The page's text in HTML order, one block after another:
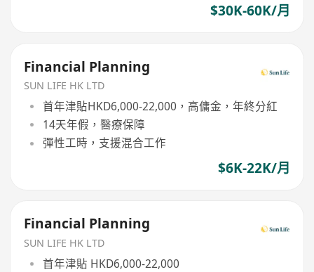
$30K-60K/月
Financial Planning
SUN LIFE HK LTD
首年津貼HKD6,000-22,000，高傭金，年終分紅
14天年假，醫療保障
彈性工時，支援混合工作
$6K-22K/月
Financial Planning
SUN LIFE HK LTD
首年津貼 HKD6,000-22,000